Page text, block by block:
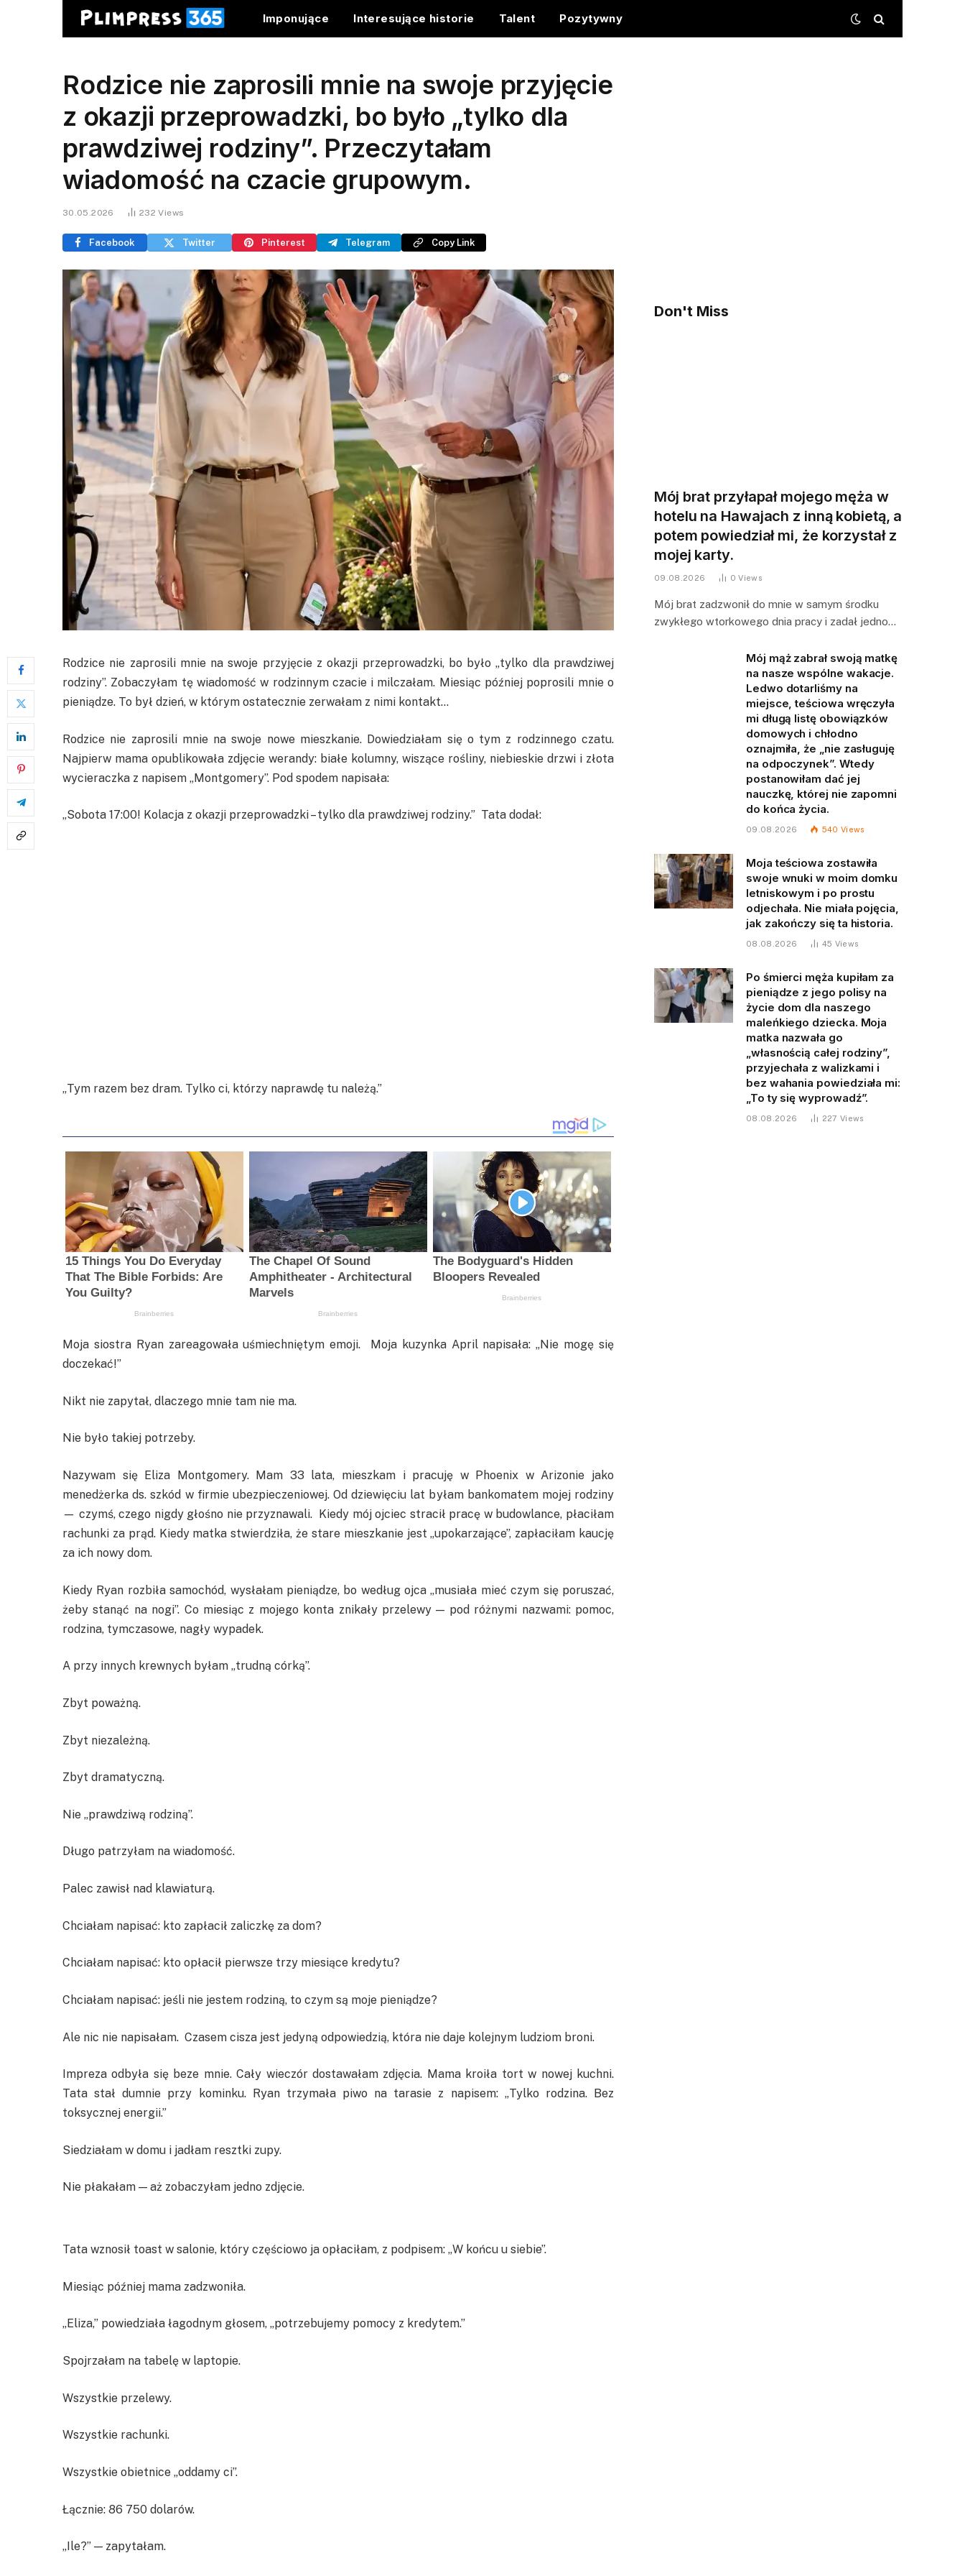
Imponujące Interesujące historie Talent Pozytywny
Rodzice nie zaprosili mnie na swoje przyjęcie
z okazji przeprowadzki, bo było „tylko dla
prawdziwej rodziny”. Przeczytałam
wiadomość na czacie grupowym.
30.05.2026 232Views
Facebook Twitter Pinterest Telegram Copy Link
Rodzice nie zaprosili mnie na swoje przyjęcie z okazji przeprowadzki, bo było „tylko dla prawdziwej
rodziny”. Zobaczyłam tę wiadomość w rodzinnym czacie i milczałam. Miesiąc później poprosili mnie o
pieniądze. To był dzień, w którym ostatecznie zerwałam z nimi kontakt…
Rodzice nie zaprosili mnie na swoje nowe mieszkanie. Dowiedziałam się o tym z rodzinnego czatu.
Najpierw mama opublikowała zdjęcie werandy: białe kolumny, wiszące rośliny, niebieskie drzwi i złota
wycieraczka z napisem „Montgomery”. Pod spodem napisała:
„Sobota 17:00! Kolacja z okazji przeprowadzki – tylko dla prawdziwej rodziny.” Tata dodał:
„Tym razem bez dram. Tylko ci, którzy naprawdę tu należą.”
Moja siostra Ryan zareagowała uśmiechniętym emoji. Moja kuzynka April napisała: „Nie mogę się
doczekać!”
Nikt nie zapytał, dlaczego mnie tam nie ma.
Nie było takiej potrzeby.
Nazywam się Eliza Montgomery. Mam 33 lata, mieszkam i pracuję w Phoenix w Arizonie jako
menedżerka ds. szkód w firmie ubezpieczeniowej. Od dziewięciu lat byłam bankomatem mojej rodziny
— czymś, czego nigdy głośno nie przyznawali. Kiedy mój ojciec stracił pracę w budowlance, płaciłam
rachunki za prąd. Kiedy matka stwierdziła, że stare mieszkanie jest „upokarzające”, zapłaciłam kaucję
za ich nowy dom.
Kiedy Ryan rozbiła samochód, wysłałam pieniądze, bo według ojca „musiała mieć czym się poruszać,
żeby stanąć na nogi”. Co miesiąc z mojego konta znikały przelewy — pod różnymi nazwami: pomoc,
rodzina, tymczasowe, nagły wypadek.
A przy innych krewnych byłam „trudną córką”.
Zbyt poważną.
Zbyt niezależną.
Zbyt dramatyczną.
Nie „prawdziwą rodziną”.
Długo patrzyłam na wiadomość.
Palec zawisł nad klawiaturą.
Chciałam napisać: kto zapłacił zaliczkę za dom?
Chciałam napisać: kto opłacił pierwsze trzy miesiące kredytu?
Chciałam napisać: jeśli nie jestem rodziną, to czym są moje pieniądze?
Ale nic nie napisałam. Czasem cisza jest jedyną odpowiedzią, która nie daje kolejnym ludziom broni.
Impreza odbyła się beze mnie. Cały wieczór dostawałam zdjęcia. Mama kroiła tort w nowej kuchni.
Tata stał dumnie przy kominku. Ryan trzymała piwo na tarasie z napisem: „Tylko rodzina. Bez
toksycznej energii.”
Siedziałam w domu i jadłam resztki zupy.
Nie płakałam — aż zobaczyłam jedno zdjęcie.
Tata wznosił toast w salonie, który częściowo ja opłaciłam, z podpisem: „W końcu u siebie”.
Miesiąc później mama zadzwoniła.
„Eliza,” powiedziała łagodnym głosem, „potrzebujemy pomocy z kredytem.”
Spojrzałam na tabelę w laptopie.
Wszystkie przelewy.
Wszystkie rachunki.
Wszystkie obietnice „oddamy ci”.
Łącznie: 86 750 dolarów.
„Ile?” — zapytałam.
Don't Miss
Mój brat przyłapał mojego męża w
hotelu na Hawajach z inną kobietą, a
potem powiedział mi, że korzystał z
mojej karty.
09.08.2026 0Views
Mój brat zadzwonił do mnie w samym środku
zwykłego wtorkowego dnia pracy i zadał jedno…
Mój mąż zabrał swoją matkę
na nasze wspólne wakacje.
Ledwo dotarliśmy na
miejsce, teściowa wręczyła
mi długą listę obowiązków
domowych i chłodno
oznajmiła, że „nie zasługuję
na odpoczynek”. Wtedy
postanowiłam dać jej
nauczkę, której nie zapomni
do końca życia.
09.08.2026 540 Views
Moja teściowa zostawiła
swoje wnuki w moim domku
letniskowym i po prostu
odjechała. Nie miała pojęcia,
jak zakończy się ta historia.
08.08.2026 45 Views
Po śmierci męża kupiłam za
pieniądze z jego polisy na
życie dom dla naszego
maleńkiego dziecka. Moja
matka nazwała go
„własnością całej rodziny”,
przyjechała z walizkami i
bez wahania powiedziała mi:
„To ty się wyprowadź”.
08.08.2026 227 Views